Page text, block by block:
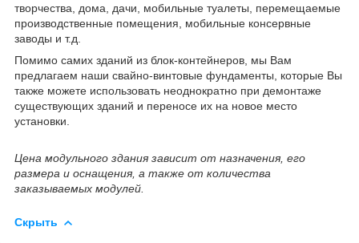
творчества, дома, дачи, мобильные туалеты, перемещаемые
производственные помещения, мобильные консервные
заводы и т.д.
Помимо самих зданий из блок-контейнеров, мы Вам
предлагаем наши свайно-винтовые фундаменты, которые Вы
также можете использовать неоднократно при демонтаже
существующих зданий и переносе их на новое место
установки.
Цена модульного здания зависит от назначения, его
размера и оснащения, а также от количества
заказываемых модулей.
Скрыть